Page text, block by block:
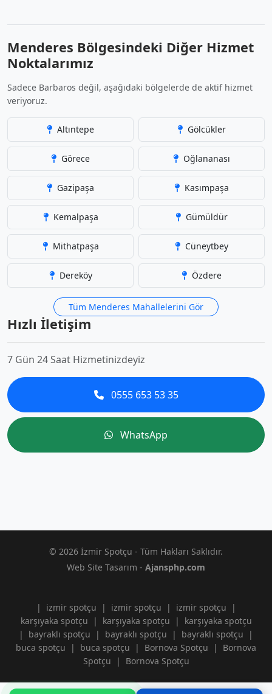
Menderes Bölgesindeki Diğer Hizmet
Noktalarımız
Sadece Barbaros değil, aşağıdaki bölgelerde de aktif hizmet
veriyoruz.
Altıntepe Gölcükler
Görece Oğlananası
Gazipaşa Kasımpaşa
Kemalpaşa Gümüldür
Mithatpaşa Cüneytbey
Dereköy Özdere
Tüm Menderes Mahallelerini Gör
Hızlı İletişim
7 Gün 24 Saat Hizmetinizdeyiz
0555 653 53 35
WhatsApp
© 2026 İzmir Spotçu - Tüm Hakları Saklıdır.
Web Site Tasarım - Ajansphp.com
| izmir spotçu | izmir spotçu | izmir spotçu
|
karşıyaka spotçu
| karşıyaka spotçu |
karşıyaka spotçu
|
bayraklı spotçu | bayraklı spotçu | bayraklı spotçu
|
buca spotçu
| buca spotçu | Bornova Spotçu |
Bornova
Spotçu
| Bornova Spotçu